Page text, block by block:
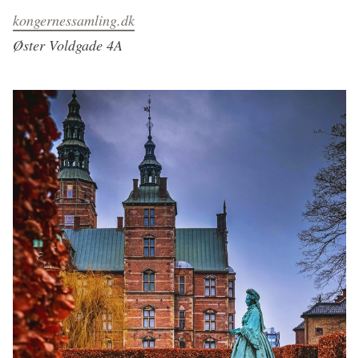
kongernessamling.dk
Øster Voldgade 4A